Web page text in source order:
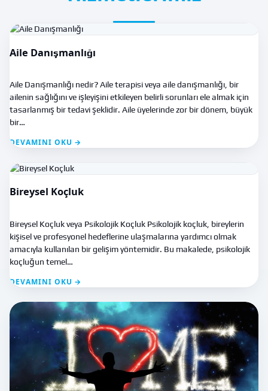
Aile Danışmanlığı
Aile Danışmanlığı nedir? Aile terapisi veya aile danışmanlığı, bir
ailenin sağlığını ve işleyişini etkileyen belirli sorunları ele almak için
tasarlanmış bir tedavi şeklidir. Aile üyelerinde zor bir dönem, büyük
bir…
DEVAMINI OKU →
Bireysel Koçluk
Bireysel Koçluk veya Psikolojik Koçluk Psikolojik koçluk, bireylerin
kişisel ve profesyonel hedeflerine ulaşmalarına yardımcı olmak
amacıyla kullanılan bir gelişim yöntemidir. Bu makalede, psikolojik
koçluğun temel…
DEVAMINI OKU →